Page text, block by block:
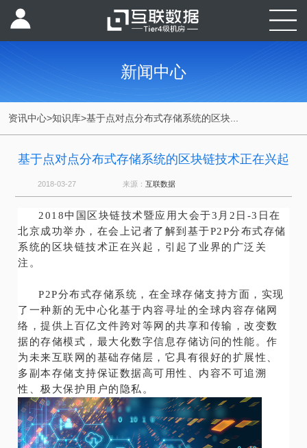
新闻中心
资讯中心>知识库>基于点对点分布式存储系统的区块...
基于点对点分布式存储系统的区块链技术正在兴起
2018-03-27 来源： 互联数据
2018中国区块链技术暨应用大会于3月2日-3日在
北京成功举办，在会上记者了解到基于P2P分布式存储
系统的区块链技术正在兴起，引起了业界的广泛关
注。
P2P分布式存储系统，在全球存储支持方面，实现
了一种新的无中心化基于内容寻址的全球内容存储网
络，提供上百亿文件跨对等网的共享和传输，改变数
据的存储模式，最大化数字信息存储访问的性能。作
为未来互联网的基础存储层，它具有很好的扩展性、
多副本存储支持保证数据高可用性、内容不可追溯
性、极大保护用户的隐私。